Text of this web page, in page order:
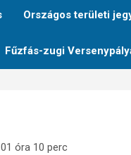
Országos területi
Fűzfás-zugi
óra 10 perc